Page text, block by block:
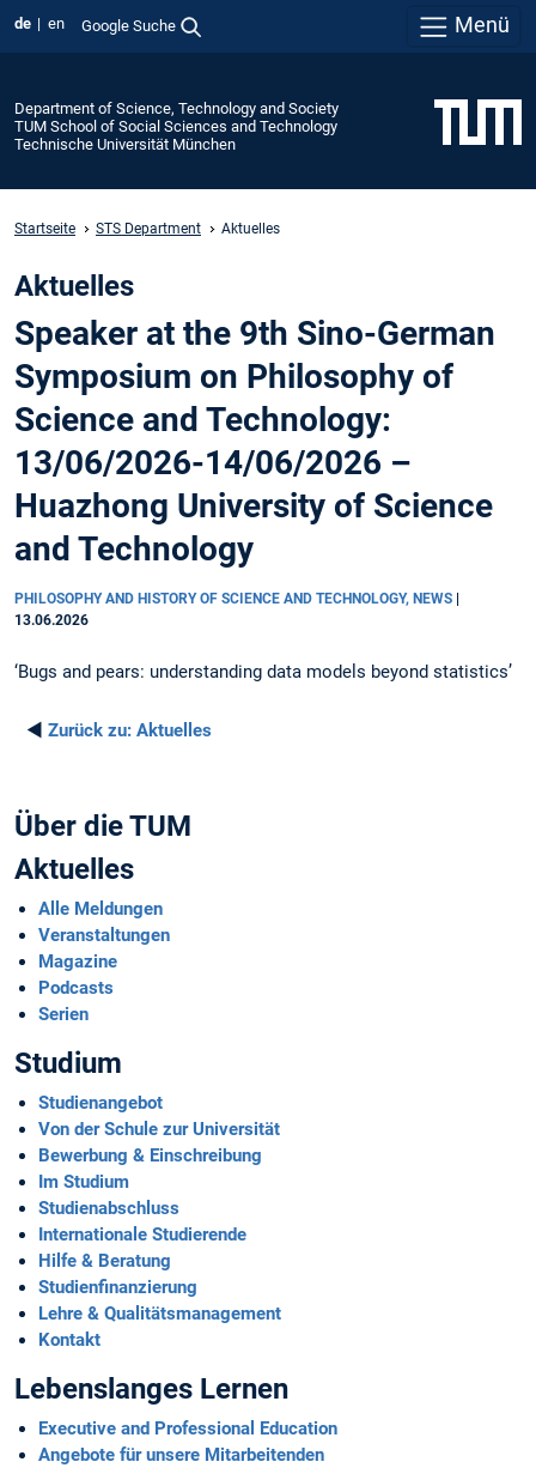
de en Google Suche Menü
Department of Science, Technology and Society
TUM School of Social Sciences and Technology
Technische Universität München
Startseite STS Department Aktuelles
Aktuelles
Speaker at the 9th Sino-German
Symposium on Philosophy of
Science and Technology:
13/06/2026-14/06/2026 –
Huazhong University of Science
and Technology
PHILOSOPHY AND HISTORY OF SCIENCE AND TECHNOLOGY, NEWS
13.06.2026
‘Bugs and pears: understanding data models beyond statistics’
◄ Zurück zu: Aktuelles
Über die TUM
Aktuelles
Alle Meldungen
Veranstaltungen
Magazine
Podcasts
Serien
Studium
Studienangebot
Von der Schule zur Universität
Bewerbung & Einschreibung
Im Studium
Studienabschluss
Internationale Studierende
Hilfe & Beratung
Studienfinanzierung
Lehre & Qualitäts­management
Kontakt
Lebenslanges Lernen
Executive and Professional Education
Angebote für unsere Mitarbeitenden